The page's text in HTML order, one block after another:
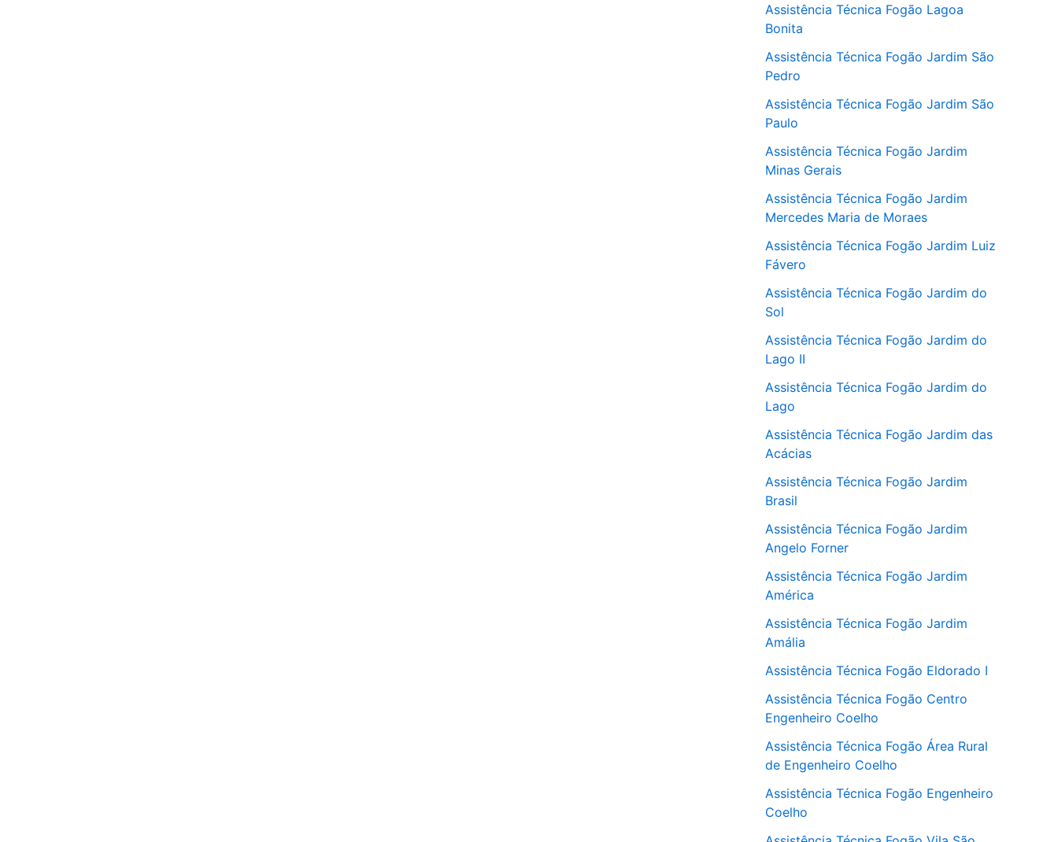
Assistência Técnica Fogão Lagoa
Bonita
Assistência Técnica Fogão Jardim São
Pedro
Assistência Técnica Fogão Jardim São
Paulo
Assistência Técnica Fogão Jardim
Minas Gerais
Assistência Técnica Fogão Jardim
Mercedes Maria de Moraes
Assistência Técnica Fogão Jardim Luiz
Fávero
Assistência Técnica Fogão Jardim do
Sol
Assistência Técnica Fogão Jardim do
Lago II
Assistência Técnica Fogão Jardim do
Lago
Assistência Técnica Fogão Jardim das
Acácias
Assistência Técnica Fogão Jardim
Brasil
Assistência Técnica Fogão Jardim
Angelo Forner
Assistência Técnica Fogão Jardim
América
Assistência Técnica Fogão Jardim
Amália
Assistência Técnica Fogão Eldorado I
Assistência Técnica Fogão Centro
Engenheiro Coelho
Assistência Técnica Fogão Área Rural
de Engenheiro Coelho
Assistência Técnica Fogão Engenheiro
Coelho